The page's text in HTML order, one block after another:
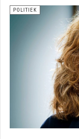
POLITIEK